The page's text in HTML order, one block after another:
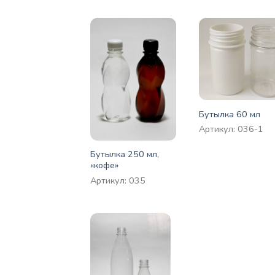
Бутылка 250 мл,
«кофе»
Артикул: 035
Бутылка 60 мл
Артикул: 036-1